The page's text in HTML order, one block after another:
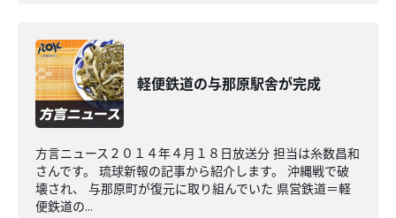
軽便鉄道の与那原駅舎が完成
方言ニュース２０１４年４月１８日放送分 担当は糸数昌和
さんです。 琉球新報の記事から紹介します。 沖縄戦で破
壊され、 与那原町が復元に取り組んでいた 県営鉄道＝軽
便鉄道の...